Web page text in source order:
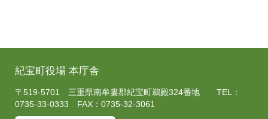
紀宝町役場 本庁舎
〒519-5701 三重県南牟婁郡紀宝町鵜殿324番地 TEL：
0735-33-0333 FAX：0735-32-3061